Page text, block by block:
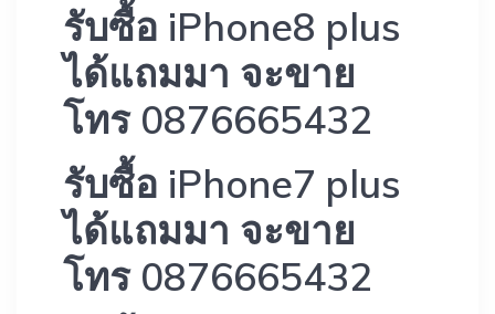
รับซื้อ iPhone8 plus
ได้แถมมา จะขาย
โทร 0876665432
รับซื้อ iPhone7 plus
ได้แถมมา จะขาย
โทร 0876665432